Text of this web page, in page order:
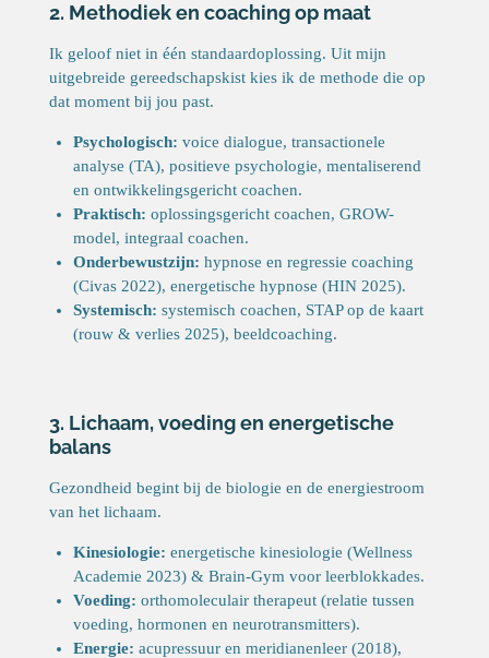
2. Methodiek en coaching op maat
Ik geloof niet in één standaardoplossing. Uit mijn
uitgebreide gereedschapskist kies ik de methode die op
dat moment bij jou past.
Psychologisch:voice dialogue, transactionele
analyse (TA), positieve psychologie, mentaliserend
en ontwikkelingsgericht coachen.
Praktisch:oplossingsgericht coachen, GROW-
model, integraal coachen.
Onderbewustzijn:hypnose en regressie coaching
(Civas 2022), energetische hypnose (HIN 2025).
Systemisch: systemisch coachen, STAP op de kaart
(rouw & verlies 2025), beeldcoaching.
3. Lichaam, voeding en energetische
balans
Gezondheid begint bij de biologie en de energiestroom
van het lichaam.
Kinesiologie: energetische kinesiologie (Wellness
Academie 2023) & Brain-Gym voor leerblokkades.
Voeding: orthomoleculair therapeut (relatie tussen
voeding, hormonen en neurotransmitters).
Energie: acupressuur en meridianenleer (2018),